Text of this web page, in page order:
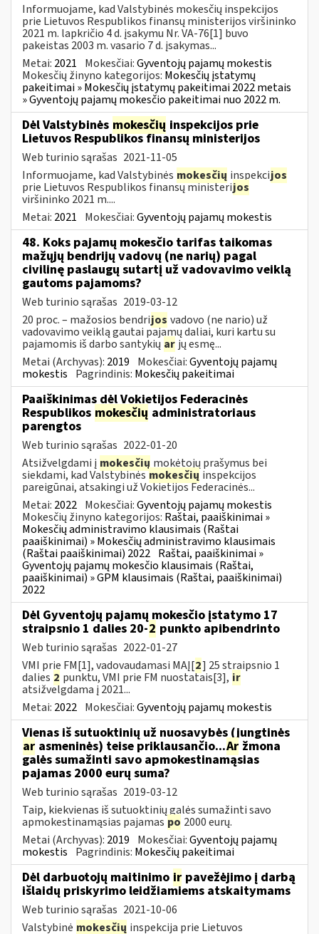
Informuojame, kad Valstybinės mokesčių inspekcijos
prie Lietuvos Respublikos finansų ministerijos viršininko
2021 m. lapkričio 4 d. įsakymu Nr. VA-76[1] buvo
pakeistas 2003 m. vasario 7 d. įsakymas...
Metai: 2021 Mokesčiai:Gyventojų pajamų mokestis
Mokesčių žinyno kategorijos: Mokesčių įstatymų
pakeitimai » Mokesčių įstatymų pakeitimai 2022 metais
» Gyventojų pajamų mokesčio pakeitimai nuo 2022 m.
Dėl Valstybinės mokesčių inspekcijos prie
Lietuvos Respublikos finansų ministerijos
Web turinio sąrašas 2021-11-05
Informuojame, kad Valstybinės mokesčių inspekcijos
prie Lietuvos Respublikos finansų ministerijos
viršininko 2021 m....
Metai: 2021 Mokesčiai:Gyventojų pajamų mokestis
48. Koks pajamų mokesčio tarifas taikomas
mažųjų bendrijų vadovų (ne narių) pagal
civilinę paslaugų sutartį už vadovavimo veiklą
gautoms pajamoms?
Web turinio sąrašas 2019-03-12
20 proc. – mažosios bendrijos vadovo (ne nario) už
vadovavimo veiklą gautai pajamų daliai, kuri kartu su
pajamomis iš darbo santykių ar jų esmę...
Metai (Archyvas): 2019 Mokesčiai:Gyventojų pajamų
mokestis Pagrindinis: Mokesčių pakeitimai
Paaiškinimas dėl Vokietijos Federacinės
Respublikos mokesčių administratoriaus
parengtos
Web turinio sąrašas 2022-01-20
Atsižvelgdami į mokesčių mokėtojų prašymus bei
siekdami, kad Valstybinėsmokesčių inspekcijos
pareigūnai, atsakingi už Vokietijos Federacinės...
Metai: 2022 Mokesčiai:Gyventojų pajamų mokestis
Mokesčių žinyno kategorijos: Raštai, paaiškinimai »
Mokesčių administravimo klausimais (Raštai
paaiškinimai) » Mokesčių administravimo klausimais
(Raštai paaiškinimai) 2022 Raštai, paaiškinimai »
Gyventojų pajamų mokesčio klausimais (Raštai,
paaiškinimai) » GPM klausimais (Raštai, paaiškinimai)
2022
Dėl Gyventojų pajamų mokesčio įstatymo 17
straipsnio 1 dalies 20-2 punkto apibendrinto
Web turinio sąrašas 2022-01-27
VMI prie FM[1], vadovaudamasi MAĮ[2] 25 straipsnio 1
dalies 2 punktu, VMI prie FM nuostatais[3], ir
atsižvelgdama į 2021...
Metai: 2022 Mokesčiai:Gyventojų pajamų mokestis
Vienas iš sutuoktinių už nuosavybės (jungtinės
ar asmeninės) teise priklausančio...Ar žmona
galės sumažinti savo apmokestinamąsias
pajamas 2000 eurų suma?
Web turinio sąrašas 2019-03-12
Taip, kiekvienas iš sutuoktinių galės sumažinti savo
apmokestinamąsias pajamas po 2000 eurų.
Metai (Archyvas): 2019 Mokesčiai:Gyventojų pajamų
mokestis Pagrindinis: Mokesčių pakeitimai
Dėl darbuotojų maitinimo ir pavežėjimo į darbą
išlaidų priskyrimo leidžiamiems atskaitymams
Web turinio sąrašas 2021-10-06
Valstybinė mokesčių inspekcija prie Lietuvos